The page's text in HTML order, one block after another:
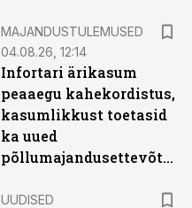
MAJANDUSTULEMUSED
04.08.26, 12:14
Infortari ärikasum
peaaegu kahekordistus,
kasumlikkust toetasid
ka uued
põllumajandusettevõtted
UUDISED